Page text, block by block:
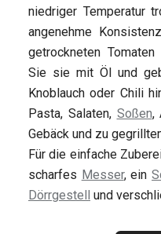
niedriger Temperatur
angenehme
getrockneten
Sie sie mit Öl und
Knoblauch oder Chili
Pasta, Salaten, Soßen,
Gebäck und zu
Für die einfache
scharfes Messer, ein
Dörrgestell und